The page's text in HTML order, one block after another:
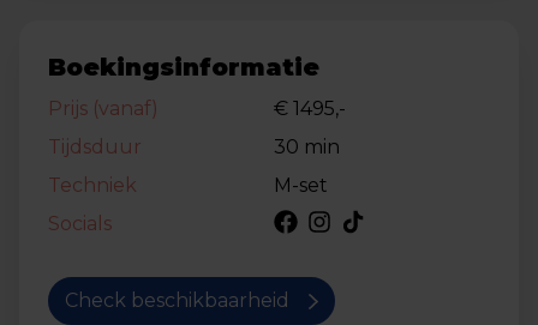
Boekingsinformatie
Prijs (vanaf)
€ 1495,-
Tijdsduur
30 min
Techniek
M-set
Socials
Check beschikbaarheid